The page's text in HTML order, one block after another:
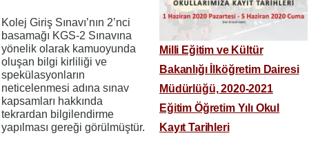
Kolej Giriş Sınavı’nın 2’nci
basamağı KGS-2 Sınavına
yönelik olarak kamuoyunda
oluşan bilgi kirliliği ve
spekülasyonların
neticelenmesi adına sınav
kapsamları hakkında
tekrardan bilgilendirme
yapılması gereği görülmüştür.
Milli Eğitim ve Kültür
Bakanlığı İlköğretim Dairesi
Müdürlüğü, 2020-2021
Eğitim Öğretim Yılı Okul
Kayıt Tarihleri